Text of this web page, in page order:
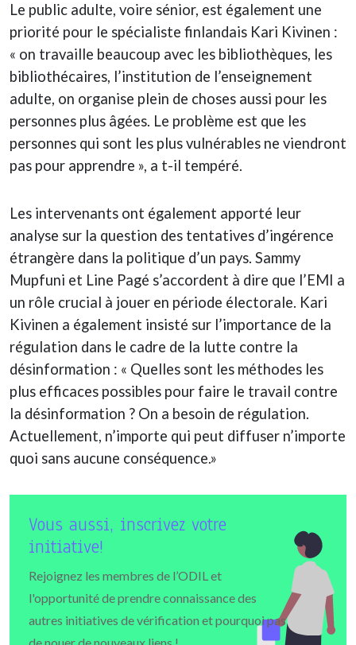
Le public adulte, voire sénior, est également une
priorité pour le spécialiste finlandais Kari Kivinen :
« on travaille beaucoup avec les bibliothèques, les
bibliothécaires, l’institution de l’enseignement
adulte, on organise plein de choses aussi pour les
personnes plus âgées. Le problème est que les
personnes qui sont les plus vulnérables ne viendront
pas pour apprendre », a t-il tempéré.
Les intervenants ont également apporté leur
analyse sur la question des tentatives d’ingérence
étrangère dans la politique d’un pays. Sammy
Mupfuni et Line Pagé s’accordent à dire que l’EMI a
un rôle crucial à jouer en période électorale. Kari
Kivinen a également insisté sur l’importance de la
régulation dans le cadre de la lutte contre la
désinformation : « Quelles sont les méthodes les
plus efficaces possibles pour faire le travail contre
la désinformation ? On a besoin de régulation.
Actuellement, n’importe qui peut diffuser n’importe
quoi sans aucune conséquence.»
Vous aussi, inscrivez votre
initiative!
Rejoignez les membres de l’ODIL et
l'opportunité de prendre connaissance des
autres initiatives de vérification et pourquoi pas